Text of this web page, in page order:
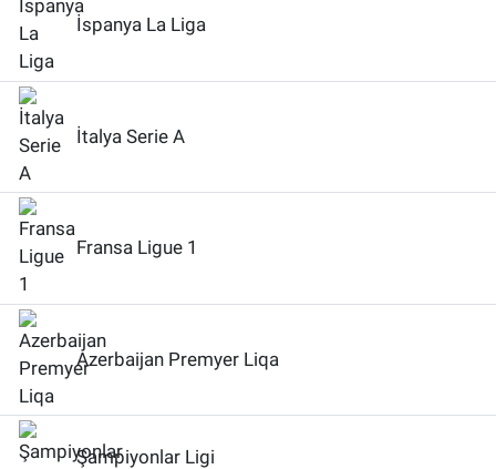
İspanya La Liga
İtalya Serie A
Fransa Ligue 1
Azerbaijan Premyer Liqa
Şampiyonlar Ligi